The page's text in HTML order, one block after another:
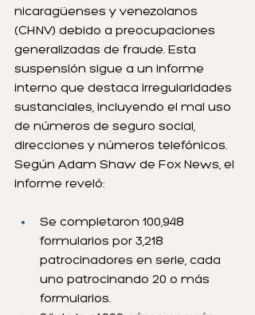
nicaragüenses y venezolanos
(CHNV) debido a preocupaciones
generalizadas de fraude. Esta
suspensión sigue a un informe
interno que destaca irregularidades
sustanciales, incluyendo el mal uso
de números de seguro social,
direcciones y números telefónicos.
Según Adam Shaw de Fox News, el
informe reveló:
Se completaron 100,948
formularios por 3,218
patrocinadores en serie, cada
uno patrocinando 20 o más
formularios.